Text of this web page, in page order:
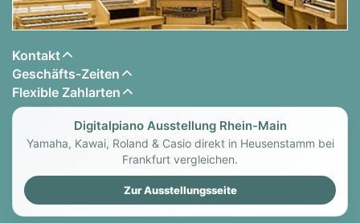
Kontakt
Geschäfts-Zeiten
Flexible Zahlarten
Digitalpiano Ausstellung Rhein-Main
Yamaha, Kawai, Roland & Casio direkt in Heusenstamm bei
Frankfurt vergleichen.
Zur Ausstellungsseite